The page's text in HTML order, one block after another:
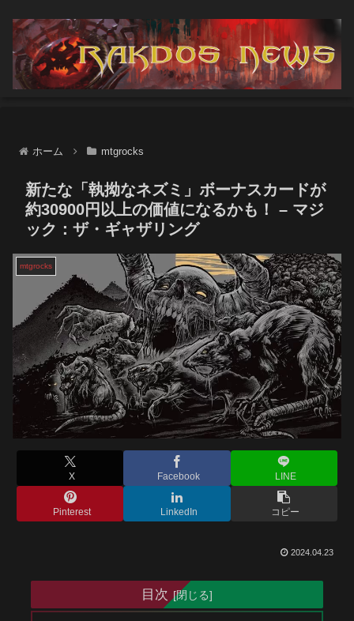
ホーム mtgrocks
新たな「執拗なネズミ」ボーナスカードが
約30900円以上の価値になるかも！ – マジ
ック：ザ・ギャザリング
mtgrocks
X Facebook LINE
Pinterest LinkedIn コピー
2024.04.23
目次